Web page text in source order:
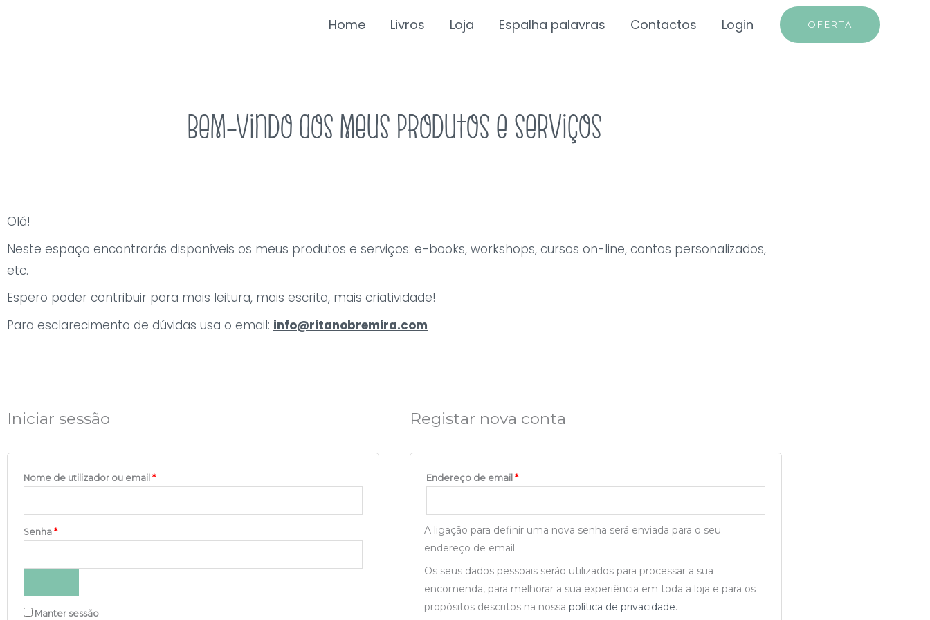
Home Livros Loja Espalha palavras Contactos Login OFERTA
Bem-vindo aos meus produtos e serviços
Olá!
Neste espaço encontrarás disponíveis os meus produtos e serviços: e-books, workshops, cursos on-line, contos personalizados,
etc.
Espero poder contribuir para mais leitura, mais escrita, mais criatividade!
Para esclarecimento de dúvidas usa o email: info@ritanobremira.com
Iniciar sessão
Nome de utilizador ou email *
Senha *
Obrigatório
Manter sessão
Registar nova conta
Endereço de email*
Obrigatório
A ligação para definir uma nova senha será enviada para o seu
endereço de email.
Os seus dados pessoais serão utilizados para processar a sua
encomenda, para melhorar a sua experiência em toda a loja e para os
propósitos descritos na nossapolítica de privacidade.